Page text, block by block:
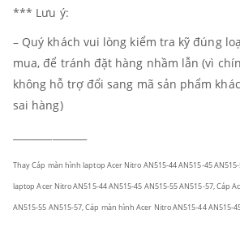
*** Lưu ý:
– Quý khách vui lòng kiểm tra kỹ đúng
mua, để tránh đặt hàng nhầm lẫn (vì
không hỗ trợ đổi sang mã sản phẩm
sai hàng)
Thay Cáp màn hình laptop Acer Nitro AN515-44 AN515-45
laptop Acer Nitro AN515-44 AN515-45 AN515-55 AN515-57, Cáp
AN515-55 AN515-57, Cáp màn hình Acer Nitro AN515-44 AN515-